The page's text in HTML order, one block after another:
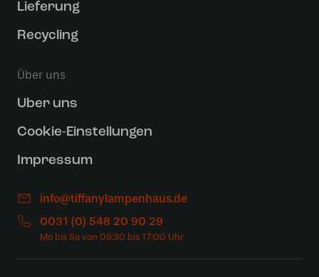
Lieferung
Recycling
Über uns
Uber uns
Cookie-Einstellungen
Impressum
info@tiffanylampenhaus.de
0031 (0) 548 20 90 29